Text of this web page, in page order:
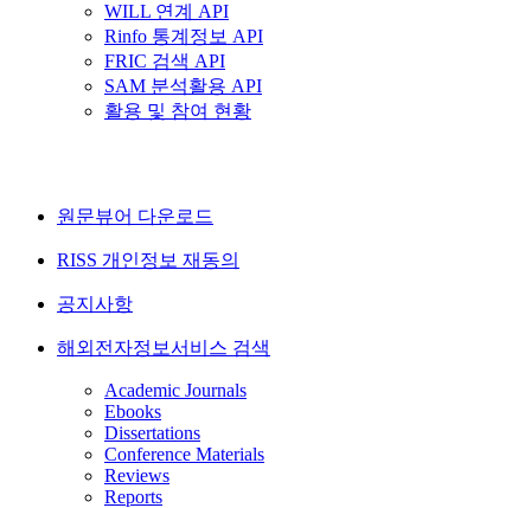
WILL 연계 API
Rinfo 통계정보 API
FRIC 검색 API
SAM 분석활용 API
활용 및 참여 현황
원문뷰어 다운로드
RISS 개인정보 재동의
공지사항
해외전자정보서비스 검색
Academic Journals
Ebooks
Dissertations
Conference Materials
Reviews
Reports